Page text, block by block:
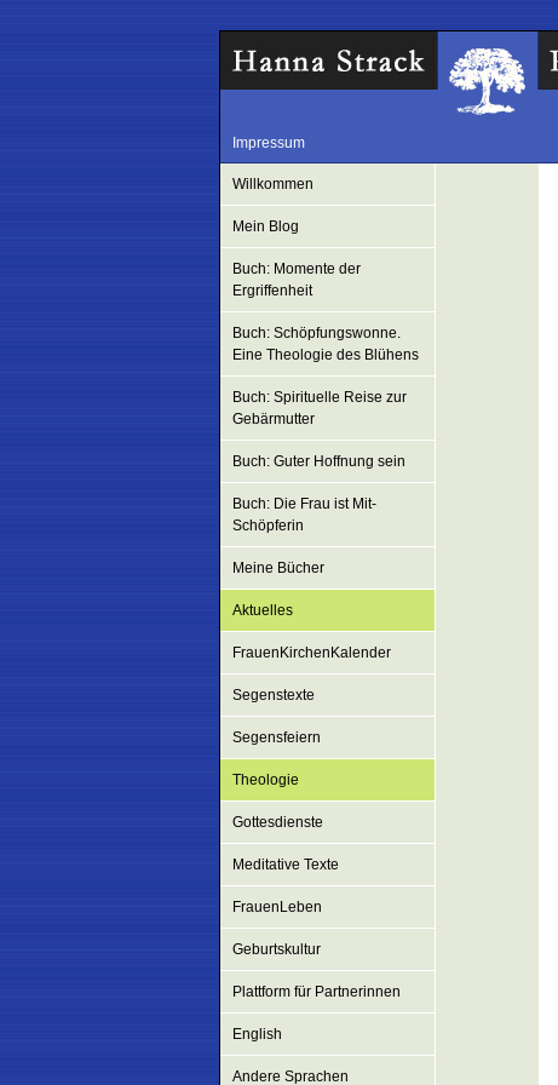
Impressum
Willkommen
Mein Blog
Buch: Momente der
Ergriffenheit
Buch: Schöpfungswonne.
Eine Theologie des Blühens
Buch: Spirituelle Reise zur
Gebärmutter
Buch: Guter Hoffnung sein
Buch: Die Frau ist Mit-
Schöpferin
Meine Bücher
Aktuelles
FrauenKirchenKalender
Segenstexte
Segensfeiern
Theologie
Gottesdienste
Meditative Texte
FrauenLeben
Geburtskultur
Plattform für Partnerinnen
English
Andere Sprachen